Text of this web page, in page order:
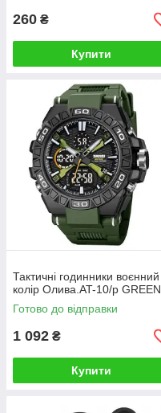
260 ₴
Купити
Тактичні годинники воєнний
колір Олива.AT-10/p GREEN
Готово до відправки
1 092 ₴
Купити